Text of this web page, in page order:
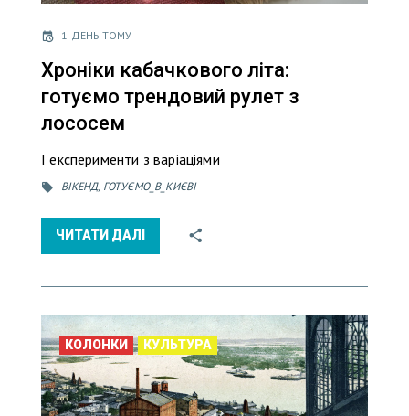
1 ДЕНЬ ТОМУ
Хроніки кабачкового літа:
готуємо трендовий рулет з
лососем
І експерименти з варіаціями
ВІКЕНД, ГОТУЄМО_В_КИЄВІ
ЧИТАТИ ДАЛІ
КОЛОНКИ КУЛЬТУРА